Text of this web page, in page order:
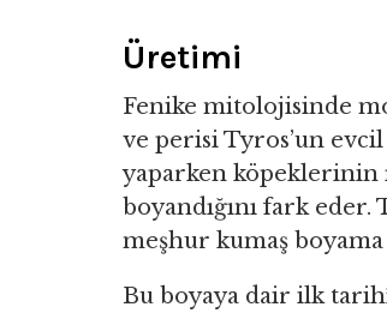
Üretimi
Fenike mitolojisinde
ve perisi Tyros’un
yaparken köpeklerinin
boyandığını fark
meşhur kumaş
Bu boyaya dair ilk